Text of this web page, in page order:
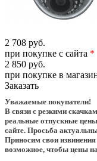
2 708 руб.
при покупке с сайта *
2 850 руб.
при покупке в
Заказать
Уважаемые покупатели!
В связи с резкими
реальные отпускные
сайте. Просьба
Приносим свои
возможное, чтобы цены